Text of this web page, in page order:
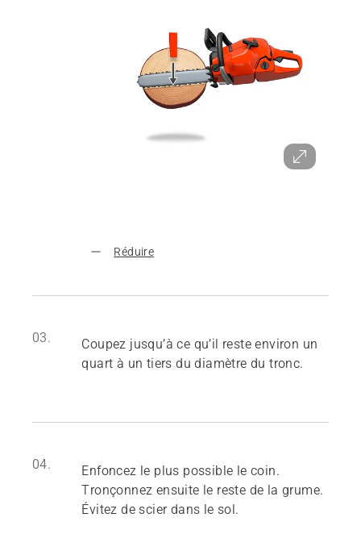
Réduire
03.
Coupez jusqu’à ce qu’il reste environ un
quart à un tiers du diamètre du tronc.
04.
Enfoncez le plus possible le coin.
Tronçonnez ensuite le reste de la grume.
Évitez de scier dans le sol.